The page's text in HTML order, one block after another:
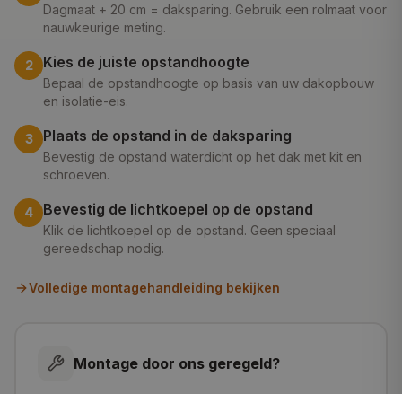
Dagmaat + 20 cm = daksparing. Gebruik een rolmaat voor
nauwkeurige meting.
2 Kies de juiste opstandhoogte
Bepaal de opstandhoogte op basis van uw dakopbouw
en isolatie-eis.
3 Plaats de opstand in de daksparing
Bevestig de opstand waterdicht op het dak met kit en
schroeven.
4 Bevestig de lichtkoepel op de opstand
Klik de lichtkoepel op de opstand. Geen speciaal
gereedschap nodig.
Volledige montagehandleiding bekijken
Montage door ons geregeld?